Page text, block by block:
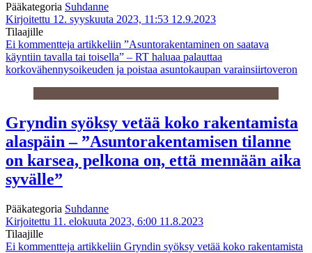
Pääkategoria Suhdanne
Kirjoitettu 12. syyskuuta 2023, 11:53 12.9.2023
Tilaajille
Ei kommentteja artikkeliin ”Asuntorakentaminen on saatava
käyntiin tavalla tai toisella” – RT haluaa palauttaa
korkovähennysoikeuden ja poistaa asuntokaupan varainsiirtoveron
Gryndin syöksy vetää koko rakentamista
alaspäin – ”Asuntorakentamisen tilanne
on karsea, pelkona on, että mennään aika
syvälle”
Pääkategoria Suhdanne
Kirjoitettu 11. elokuuta 2023, 6:00 11.8.2023
Tilaajille
Ei kommentteja artikkeliin Gryndin syöksy vetää koko rakentamista